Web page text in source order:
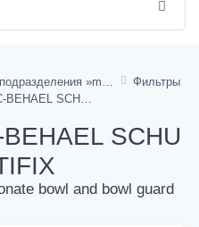
Фильтры
SCHU
bowl and bowl guard